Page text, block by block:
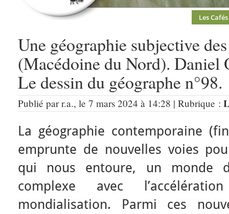
Les Cafés
Une géographie subjective
(Macédoine du Nord). Daniel
Le dessin du géographe n°98.
Publié par r.a., le 7 mars 2024 à 14:28 | Rubrique :
La géographie contemporaine
emprunte de nouvelles voies
qui nous entoure, un monde
complexe avec
mondialisation. Parmi ces